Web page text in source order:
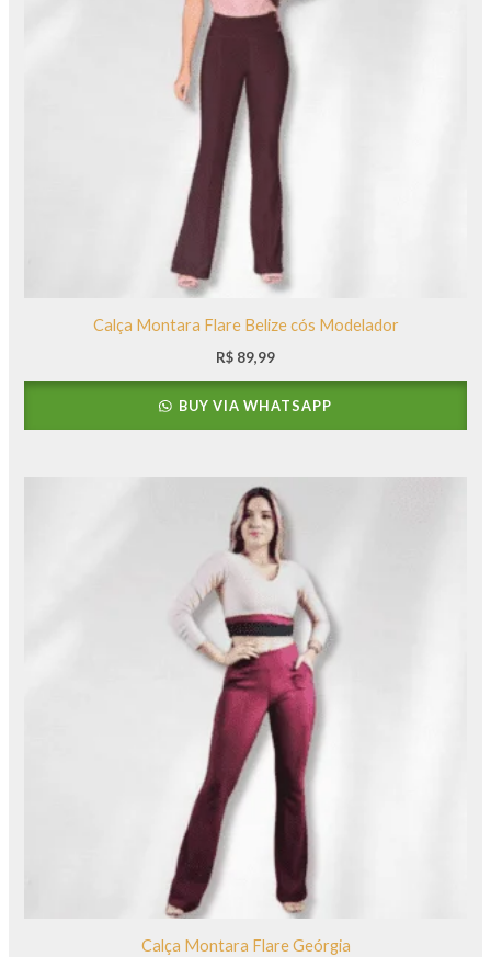
Calça Montara Flare Belize cós Modelador
R$ 89,99
BUY VIA WHATSAPP
Calça Montara Flare Geórgia